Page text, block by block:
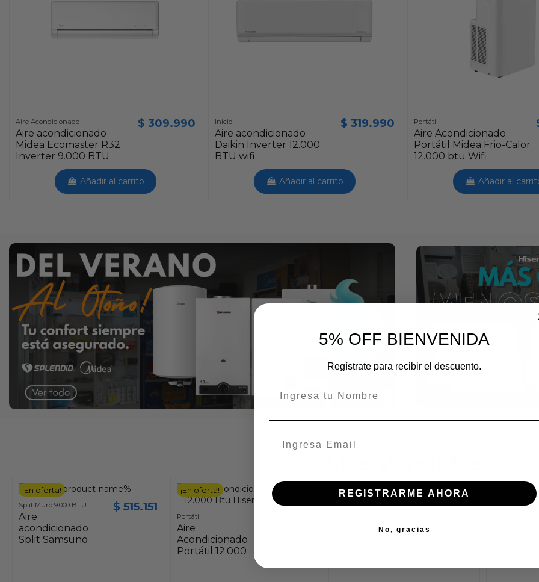
Aire Acondicionado
Aire acondicionado
Midea Ecomaster R32
Inverter 9.000 BTU
$ 309.990
Añadir al carrito
Inicio
Aire acondicionado
Daikin Inverter 12.000
BTU wifi
$ 319.990
Añadir al carrito
Portátil
Aire Acondicionado
Portátil Midea Frio-Calor
12.000 btu Wifi
Añadir al
Más Vendidos
¡En oferta!
Split Muro 9.000 BTU
Aire
acondicionado
Split Samsung
$ 515.151
¡En oferta!
Portátil
Aire
Acondicionado
Portátil 12.000
Btu Hisense Frío
Bomba De
5% OFF BIENVENIDA
Regístrate para recibir el descuento.
REGISTRARME AHORA
No, gracias